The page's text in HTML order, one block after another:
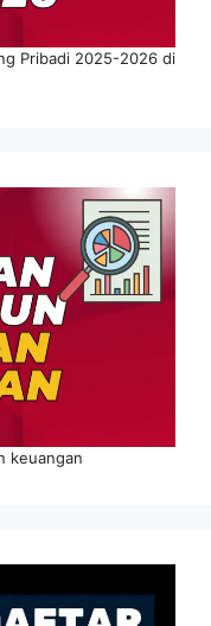
Pribadi 2025-2026 di
keuangan